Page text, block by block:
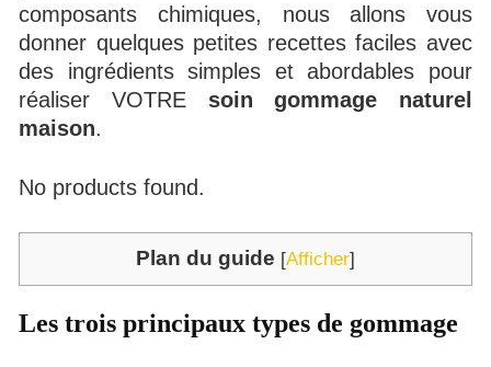
composants chimiques, nous allons vous
donner quelques petites recettes faciles avec
des ingrédients simples et abordables pour
réaliser VOTRE soin gommage naturel
maison.
No products found.
Plan du guide [Afficher]
Les trois principaux types de gommage